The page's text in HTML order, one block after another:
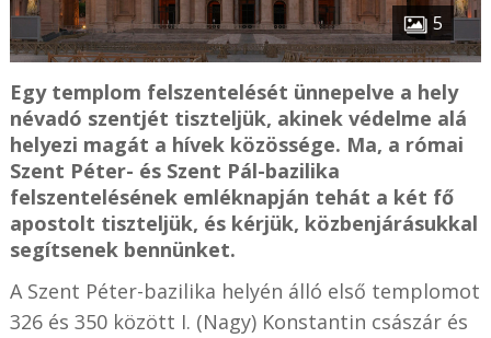
5
Egy templom felszentelését ünnepelve a hely
névadó szentjét tiszteljük, akinek védelme alá
helyezi magát a hívek közössége. Ma, a római
Szent Péter- és Szent Pál-bazilika
felszentelésének emléknapján tehát a két fő
apostolt tiszteljük, és kérjük, közbenjárásukkal
segítsenek bennünket.
A Szent Péter-bazilika helyén álló első templomot
326 és 350 között I. (Nagy) Konstantin császár és